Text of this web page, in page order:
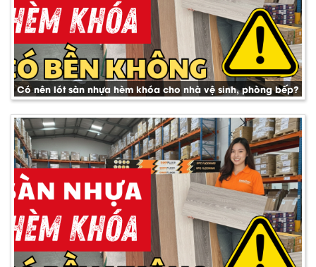
Có nên lót sàn nhựa hèm khóa cho nhà vệ sinh, phòng bếp?